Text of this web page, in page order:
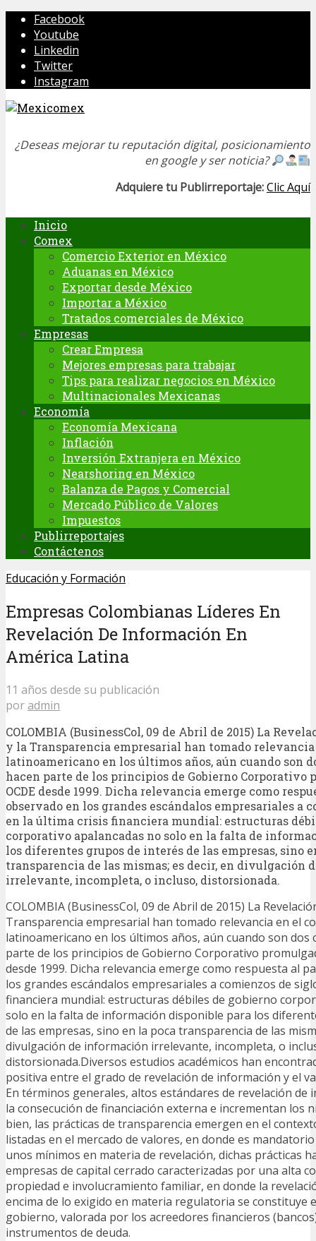
Facebook
Youtube
Linkedin
Twitter
Instagram
¿Deseas mejorar tu reputación digital, posicionamiento
en google y ser noticia?
Adquiere tu Publirreportaje:Clic Aquí
Inicio
Comex
Comercio Exterior en México
Aduanas en México
Exportar desde México
Importar a México
Tratados comerciales de México
Empresas
Crear Empresa
Mejores empresas para trabajar
Tips para realizar negocios en México
Multinacionales Mexicanas
Economía
Economía Mexicana
Inflación
Inversión Extranjera en México
Nearshoring en México
Balanza de Pagos y Comercial
Mercado Público de Valores
Impuestos
Publirreportajes
Contáctenos
Educación y Formación
Empresas Colombianas Líderes En
Revelación De Información En
América Latina
11 años desde su publicación
poradmin
COLOMBIA (BusinessCol, 09 de Abril de 2015) La
y la Transparencia empresarial han tomado
latinoamericano en los últimos años, aún cuando son
hacen parte de los principios de Gobierno Corporativo
OCDE desde 1999. Dicha relevancia emerge como
observado en los grandes escándalos empresariales a
en la última crisis financiera mundial: estructuras
corporativo apalancadas no solo en la falta de
los diferentes grupos de interés de las empresas, sino
transparencia de las mismas; es decir, en divulgación
irrelevante, incompleta, o incluso, distorsionada.
COLOMBIA (BusinessCol, 09 de Abril de 2015) La
Transparencia empresarial han tomado relevancia en el
latinoamericano en los últimos años, aún cuando son dos
parte de los principios de Gobierno Corporativo
desde 1999. Dicha relevancia emerge como respuesta al
los grandes escándalos empresariales a comienzos de
financiera mundial: estructuras débiles de gobierno
solo en la falta de información disponible para los
de las empresas, sino en la poca transparencia de las
divulgación de información irrelevante, incompleta, o
distorsionada.Diversos estudios académicos han
positiva entre el grado de revelación de información y el
En términos generales, altos estándares de revelación de
la consecución de financiación externa e incrementan los
bien, las prácticas de transparencia emergen en el
listadas en el mercado de valores, en donde es
unos mínimos en materia de revelación, dichas prácticas
empresas de capital cerrado caracterizadas por una alta
propiedad e involucramiento familiar, en donde la
encima de lo exigido en materia regulatoria se constituye
gobierno, valorada por los acreedores financieros
instrumentos de deuda.